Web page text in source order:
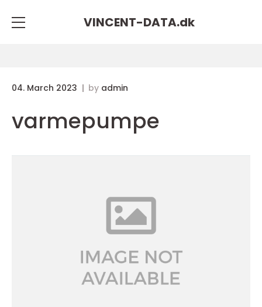
VINCENT-DATA.dk
04. March 2023 by admin
varmepumpe